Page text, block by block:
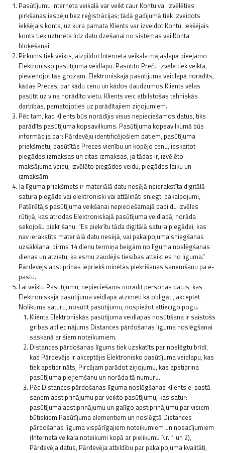
Pasūtījumu Interneta veikalā var veikt caur Kontu vai izvēlēties
pirkšanas iespēju bez reģistrācijas; tādā gadījumā tiek izveidots
iekšējais konts, uz kura pamata Klients var izveidot Kontu. Iekšējais
konts tiek uzturēts līdz datu dzēšanai no sistēmas vai Konta
bloķēšanai.
Pirkums tiek veikts, aizpildot Interneta veikala mājaslapā pieejamo
Elektronisko pasūtījuma veidlapu. Pasūtīto Preču izvēle tiek veikta,
pievienojot tās grozam. Elektroniskajā pasūtījuma veidlapā norādīts,
kādas Preces, par kādu cenu un kādos daudzumos Klients vēlas
pasūtīt uz viņa norādīto vietu. Klients veic atbilstošas tehniskās
darbības, pamatojoties uz parādītajiem ziņojumiem.
Pēc tam, kad Klients būs norādījis visus nepieciešamos datus, tiks
parādīts pasūtījuma kopsavilkums. Pasūtījuma kopsavilkumā būs
informācija par: Pārdevēju identificējošiem datiem, pasūtījuma
priekšmetu, pasūtītās Preces vienību un kopējo cenu, ieskaitot
piegādes izmaksas un citas izmaksas, ja tādas ir, izvēlēto
maksājuma veidu, izvēlēto piegādes veidu, piegādes laiku un
izmaksām.
Ja līguma priekšmets ir materiālā datu nesējā neierakstīta digitālā
satura piegāde vai elektroniski vai attālināti sniegti pakalpojumi,
Patērētājs pasūtījuma veikšanai nepieciešamajā papildu izvēles
rūtiņā, kas atrodas Elektroniskajā pasūtījuma veidlapā, norāda
sekojošu piekrišanu: “Es piekrītu tāda digitālā satura piegādei, kas
nav ierakstīts materiālā datu nesējā, vai pakalpojuma sniegšanas
uzsākšanai pirms 14 dienu termiņa beigām no līguma noslēgšanas
dienas un atzīstu, ka esmu zaudējis tiesības atteikties no līguma.”
Pārdevējs apstiprinās iepriekš minētās piekrišanas saņemšanu pa e-
pastu.
Lai veiktu Pasūtījumu, nepieciešams norādīt personas datus, kas
Elektroniskajā pasūtījuma veidlapā atzīmēti kā obligāti, akceptēt
Nolikuma saturu, nosūtīt pasūtījumu, nospiežot attiecīgo pogu.
Klienta Elektroniskās pasūtījuma veidlapas nosūtīšana ir saistošs
gribas apliecinājums Distances pārdošanas līguma noslēgšanai
saskaņā ar šiem noteikumiem.
Distances pārdošanas līgums tiek uzskatīts par noslēgtu brīdī,
kad Pārdevējs ir akceptējis Elektronisko pasūtījuma veidlapu, kas
tiek apstiprināts, Pircējam parādot ziņojumu, kas apstiprina
pasūtījuma pieņemšanu un norāda tā numuru.
Pēc Distances pārdošanas līguma noslēgšanas Klients e-pastā
saņem apstiprinājumu par veikto pasūtījumu, kas satur:
pasūtījuma apstiprinājumu un galīgo apstiprinājumu par visiem
būtiskiem Pasūtījuma elementiem un noslēgtā Distances
pārdošanas līguma vispārīgajiem noteikumiem un nosacījumiem
(Interneta veikala noteikumi kopā ar pielikumu Nr. 1 un 2),
Pārdevēja datus, Pārdevēja atbildību par pakalpojuma kvalitāti,